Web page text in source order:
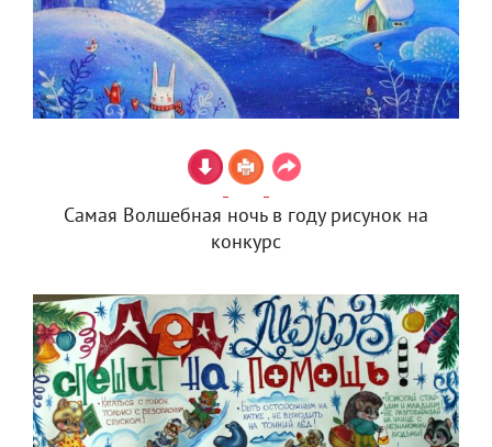
Самая Волшебная ночь в году рисунок на
конкурс